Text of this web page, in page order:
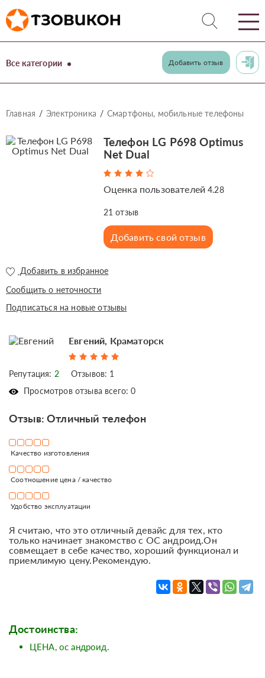
Все категории Добавить отзыв
Главная Электроника Смартфоны, мобильные телефоны
Телефон LG P698 Optimus
Net Dual
Оценка пользователей4.28
21 отзыв
Добавить свой отзыв
Добавить в избранное
Сообщить о неточности
Подписаться на новые отзывы
Евгений, Краматорск
Репутация: 2
Отзывов: 1
Просмотров отзыва всего: 0
Отзыв: Отличный телефон
Качество изготовления
Соотношение цена / качество
Удобство эксплуатации
Я считаю, что это отличный девайс для тех, кто
только начинает знакомство с ОС андроид.Он
совмещает в себе качество, хороший функционал и
приемлимую цену.Рекомендую.
Достоинства:
ЦЕНА, ос андроид.